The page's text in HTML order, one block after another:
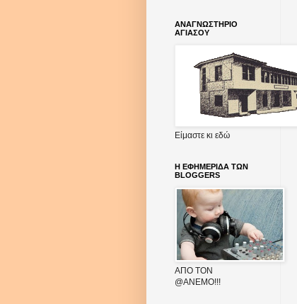
ΑΝΑΓΝΩΣΤΗΡΙΟ
ΑΓΙΑΣΟΥ
Είμαστε κι εδώ
Η ΕΦΗΜΕΡΙΔΑ ΤΩΝ
BLOGGERS
AΠΟ ΤΟΝ
@ΑΝΕΜΟ!!!